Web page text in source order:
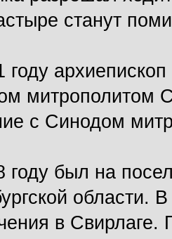
станут
году
митрополитом
с Синодом
году был на
области.
в